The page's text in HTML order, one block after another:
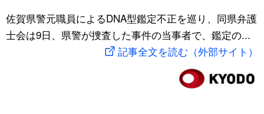
社会
旅と暮らし
暮らし
佐賀県警元職員によるDNA型鑑定不正を巡り、同県弁護
士会は9日、県警が捜査した事件の当事者で、鑑定の...
記事全文を読む（外部サイト）